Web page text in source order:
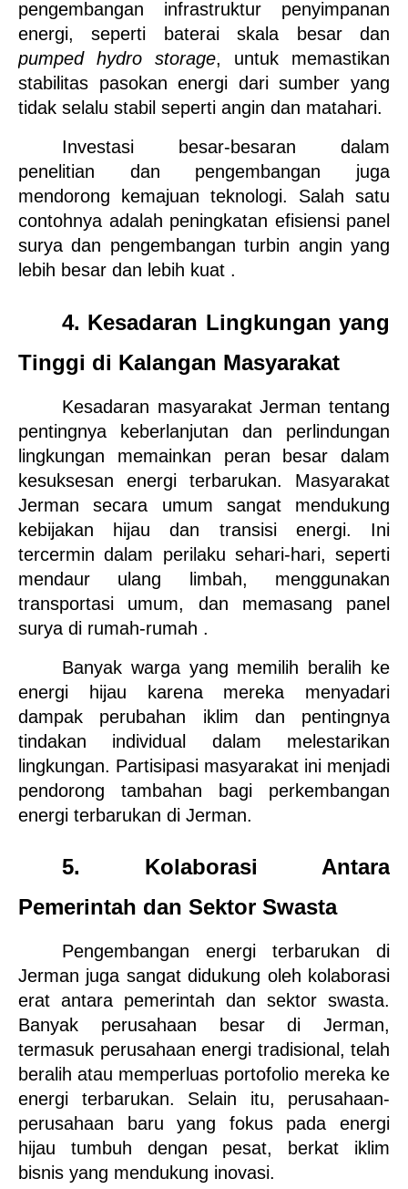
pengembangan infrastruktur penyimpanan
pumped hydro storage, untuk memastikan
stabilitas pasokan energi dari sumber yang
tidak selalu stabil seperti angin dan matahari.
Investasi besar-besaran dalam
penelitian dan pengembangan juga
mendorong kemajuan teknologi. Salah satu
contohnya adalah peningkatan efisiensi panel
surya dan pengembangan turbin angin yang
lebih besar dan lebih kuat .
4. Kesadaran Lingkungan yang
Tinggi di Kalangan Masyarakat
Kesadaran masyarakat Jerman tentang
pentingnya keberlanjutan dan perlindungan
lingkungan memainkan peran besar dalam
kesuksesan energi terbarukan. Masyarakat
Jerman secara umum sangat mendukung
kebijakan hijau dan transisi energi. Ini
tercermin dalam perilaku sehari-hari, seperti
mendaur ulang limbah, menggunakan
transportasi umum, dan memasang panel
surya di rumah-rumah .
Banyak warga yang memilih beralih ke
energi hijau karena mereka menyadari
dampak perubahan iklim dan pentingnya
tindakan individual dalam melestarikan
lingkungan. Partisipasi masyarakat ini menjadi
pendorong tambahan bagi perkembangan
energi terbarukan di Jerman.
5. Kolaborasi Antara
Pemerintah dan Sektor Swasta
Pengembangan energi terbarukan di
Jerman juga sangat didukung oleh kolaborasi
erat antara pemerintah dan sektor swasta.
Banyak perusahaan besar di Jerman,
termasuk perusahaan energi tradisional, telah
beralih atau memperluas portofolio mereka ke
energi terbarukan. Selain itu, perusahaan-
perusahaan baru yang fokus pada energi
hijau tumbuh dengan pesat, berkat iklim
bisnis yang mendukung inovasi.